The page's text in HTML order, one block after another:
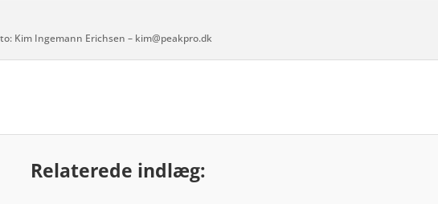
Kim Ingemann Erichsen – kim@peakpro.dk
Relaterede indlæg: